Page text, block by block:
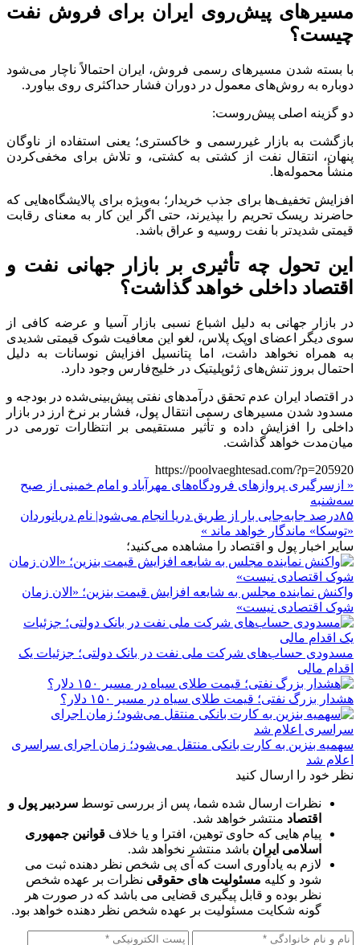
مسیرهای پیش‌روی ایران برای فروش نفت
چیست؟
با بسته شدن مسیرهای رسمی فروش، ایران احتمالاً ناچار می‌شود
دوباره به روش‌های معمول در دوران فشار حداکثری روی بیاورد.
دو گزینه اصلی پیش‌روست:
بازگشت به بازار غیررسمی و خاکستری؛ یعنی استفاده از ناوگان
پنهان، انتقال نفت از کشتی به کشتی، و تلاش برای مخفی‌کردن
منشأ محموله‌ها.
افزایش تخفیف‌ها برای جذب خریدار؛ به‌ویژه برای پالایشگاه‌هایی که
حاضرند ریسک تحریم را بپذیرند، حتی اگر این کار به معنای رقابت
قیمتی شدیدتر با نفت روسیه و عراق باشد.
این تحول چه تأثیری بر بازار جهانی نفت و
اقتصاد داخلی خواهد گذاشت؟
در بازار جهانی به دلیل اشباع نسبی بازار آسیا و عرضه کافی از
سوی دیگر اعضای اوپک پلاس، لغو این معافیت شوک قیمتی شدیدی
به همراه نخواهد داشت، اما پتانسیل افزایش نوسانات به دلیل
احتمال بروز تنش‌های ژئوپلیتیک در خلیج‌فارس وجود دارد.
در اقتصاد ایران عدم تحقق درآمدهای نفتی پیش‌بینی‌شده در بودجه و
مسدود شدن مسیرهای رسمی انتقال پول، فشار بر نرخ ارز در بازار
داخلی را افزایش داده و تأثیر مستقیمی بر انتظارات تورمی در
میان‌مدت خواهد گذاشت.
https://poolvaeghtesad.com/?p=205920
« ازسرگیری پروازهای فرودگاه‌های مهرآباد و امام خمینی از صبح
سه‌شنبه
۸۵درصد جابه‌جایی بار از طریق دریا انجام می‌شود| نام دریانوردان
«توسکا» ماندگار خواهد ماند »
سایر اخبار پول و اقتصاد را مشاهده می‌کنید؛
واکنش نماینده مجلس به شایعه افزایش قیمت بنزین؛ «الان زمان
شوک اقتصادی نیست»
مسدودی حساب‌های شرکت ملی نفت در بانک دولتی؛ جزئیات یک
اقدام مالی
هشدار بزرگ نفتی؛ قیمت طلای سیاه در مسیر ۱۵۰ دلار؟
سهمیه بنزین به کارت بانکی منتقل می‌شود؛ زمان اجرای سراسری
اعلام شد
نظر خود را ارسال کنید
نظرات ارسال شده شما، پس از بررسی توسط سردبیر پول و
اقتصاد منتشر خواهد شد.
پیام هایی که حاوی توهین، افترا و یا خلاف قوانین جمهوری
اسلامی ایران باشد منتشر نخواهد شد.
لازم به یادآوری است که آی پی شخص نظر دهنده ثبت می
شود و کلیه مسئولیت های حقوقی نظرات بر عهده شخص
نظر بوده و قابل پیگیری قضایی می باشد که در صورت هر
گونه شکایت مسئولیت بر عهده شخص نظر دهنده خواهد بود.